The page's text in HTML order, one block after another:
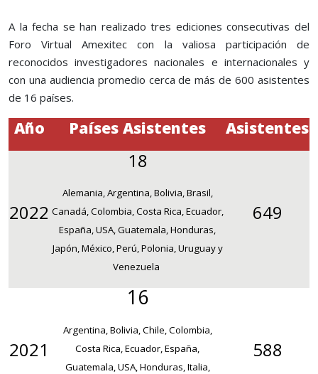
A la fecha se han realizado tres ediciones consecutivas del
Foro Virtual Amexitec con la valiosa participación de
reconocidos investigadores nacionales e internacionales y
con una audiencia promedio cerca de más de 600 asistentes
de 16 países.
Año Países Asistentes Asistentes
2022
18
Alemania, Argentina, Bolivia, Brasil,
Canadá, Colombia, Costa Rica, Ecuador,
España, USA, Guatemala, Honduras,
Japón, México, Perú, Polonia, Uruguay y
Venezuela
649
2021
16
Argentina, Bolivia, Chile, Colombia,
Costa Rica, Ecuador, España,
Guatemala, USA, Honduras, Italia,
588